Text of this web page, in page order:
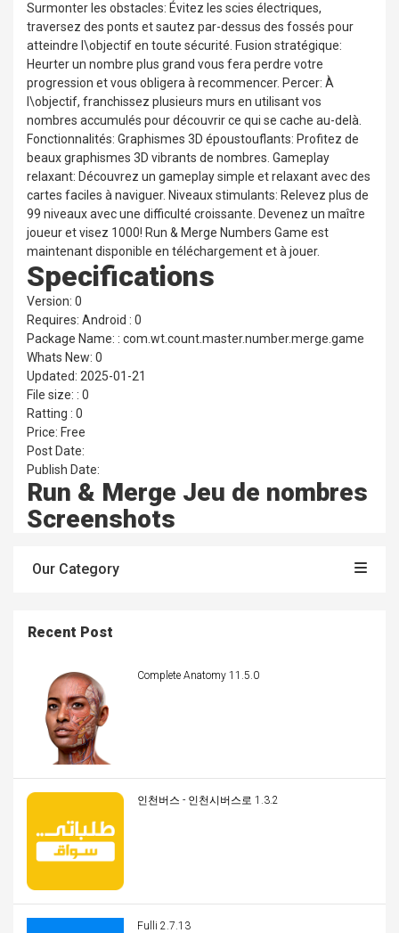
Surmonter les obstacles: Évitez les scies électriques,
traversez des ponts et sautez par-dessus des fossés pour
atteindre l\objectif en toute sécurité. Fusion stratégique:
Heurter un nombre plus grand vous fera perdre votre
progression et vous obligera à recommencer. Percer: À
l\objectif, franchissez plusieurs murs en utilisant vos
nombres accumulés pour découvrir ce qui se cache au-delà.
Fonctionnalités: Graphismes 3D époustouflants: Profitez de
beaux graphismes 3D vibrants de nombres. Gameplay
relaxant: Découvrez un gameplay simple et relaxant avec des
cartes faciles à naviguer. Niveaux stimulants: Relevez plus de
99 niveaux avec une difficulté croissante. Devenez un maître
joueur et visez 1000! Run & Merge Numbers Game est
maintenant disponible en téléchargement et à jouer.
Specifications
Version: 0
Requires: Android : 0
Package Name: : com.wt.count.master.number.merge.game
Whats New: 0
Updated: 2025-01-21
File size: : 0
Ratting : 0
Price: Free
Post Date:
Publish Date:
Run & Merge Jeu de nombres
Screenshots
Our Category
Recent Post
Complete Anatomy 11.5.0
인천버스 - 인천시버스로 1.3.2
Fulli 2.7.13